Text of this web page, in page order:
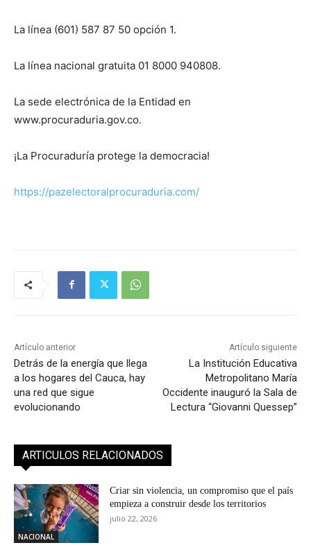
La línea (601) 587 87 50 opción 1.
La línea nacional gratuita 01 8000 940808.
La sede electrónica de la Entidad en
www.procuraduria.gov.co.
¡La Procuraduría protege la democracia!
https://pazelectoralprocuraduria.com/
Artículo anterior
Detrás de la energía que llega
a los hogares del Cauca, hay
una red que sigue
evolucionando
Artículo siguiente
La Institución Educativa
Metropolitano María
Occidente inauguró la Sala de
Lectura “Giovanni Quessep”
ARTICULOS RELACIONADOS
NACIONAL
Criar sin violencia, un compromiso que el país
empieza a construir desde los territorios
julio 22, 2026